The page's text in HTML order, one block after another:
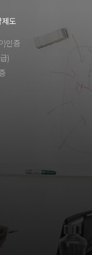
제도
인증
)